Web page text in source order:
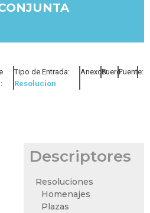
Tipo de Entrada:
Resolucion
Anexos:Fuero:Fuente:
Descriptores
Resoluciones
Homenajes
Plazas